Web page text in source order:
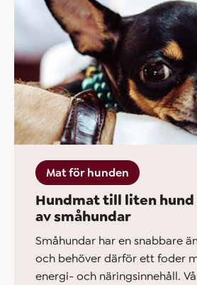
Mat för hunden
Hundmat till liten
av småhundar
Småhundar har en snabbare
och behöver därför ett foder
energi- och näringsinnehåll.